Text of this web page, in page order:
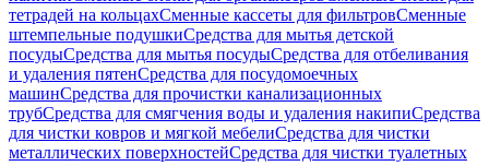
тетрадей на кольцахСменные кассеты для фильтровСменные
штемпельные подушкиСредства для мытья детской
посудыСредства для мытья посудыСредства для отбеливания
и удаления пятенСредства для посудомоечных
машинСредства для прочистки канализационных
трубСредства для смягчения воды и удаления накипиСредства
для чистки ковров и мягкой мебелиСредства для чистки
металлических поверхностейСредства для чистки туалетных